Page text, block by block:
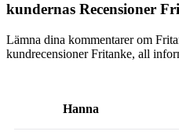
kundernas Recensioner
Lämna dina kommentarer om
kundrecensioner Fritanke, all
Hanna